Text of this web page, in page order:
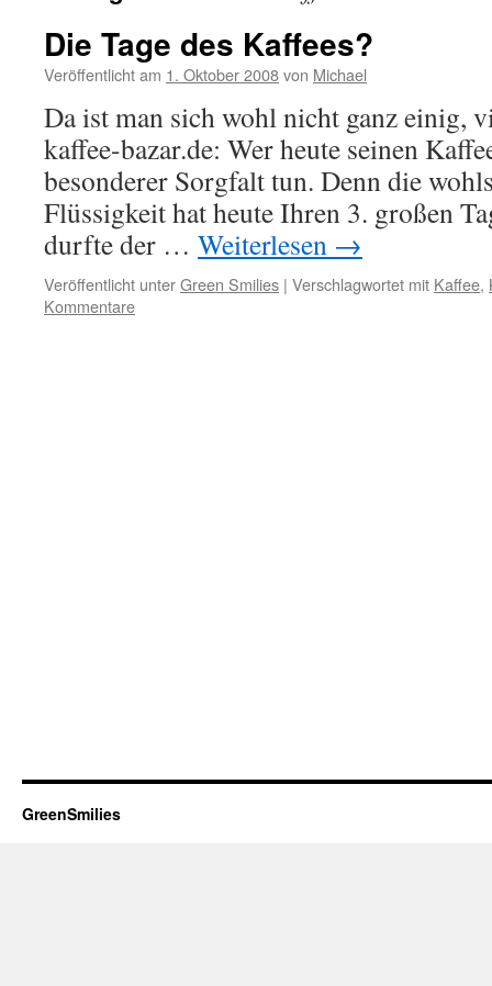
Die Tage des Kaffees?
Veröffentlicht am 1. Oktober 2008von Michael
Da ist man sich wohl nicht ganz einig,
kaffee-bazar.de: Wer heute seinen
besonderer Sorgfalt tun. Denn die
Flüssigkeit hat heute Ihren 3. großen
durfte der … Weiterlesen →
Veröffentlicht unterGreen Smilies | Verschlagwortet mit Kaffee,
Kommentare
GreenSmilies